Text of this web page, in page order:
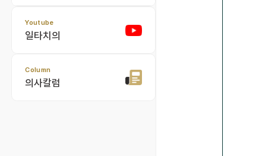
Youtube
일타치의
Column
의사칼럼